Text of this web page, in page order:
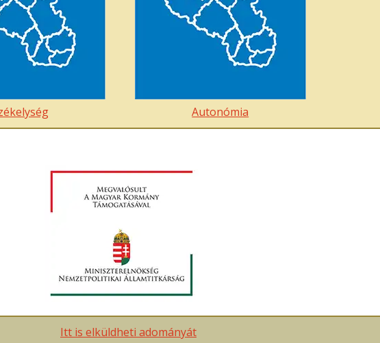
Autonómia
Itt is elküldheti adományát